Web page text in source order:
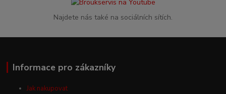
Najdete nás také na sociálních sítích.
Informace pro zákazníky
Jak nakupovat